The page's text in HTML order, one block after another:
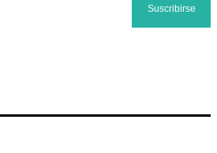
Suscribirse